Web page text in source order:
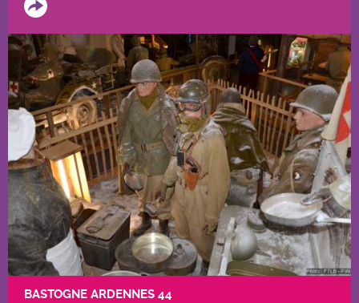
BASTOGNE ARDENNES 44